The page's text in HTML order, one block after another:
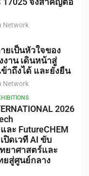
Network
ยเป็นหัวใจของ
งาน เดินหน้าสู่
าถึงได้ และยั่งยืน
Network
2026
ละ FutureCHEM
ปิดเวที AI ขับ
ยาศาสตร์และ
ยสู่ศูนย์กลาง